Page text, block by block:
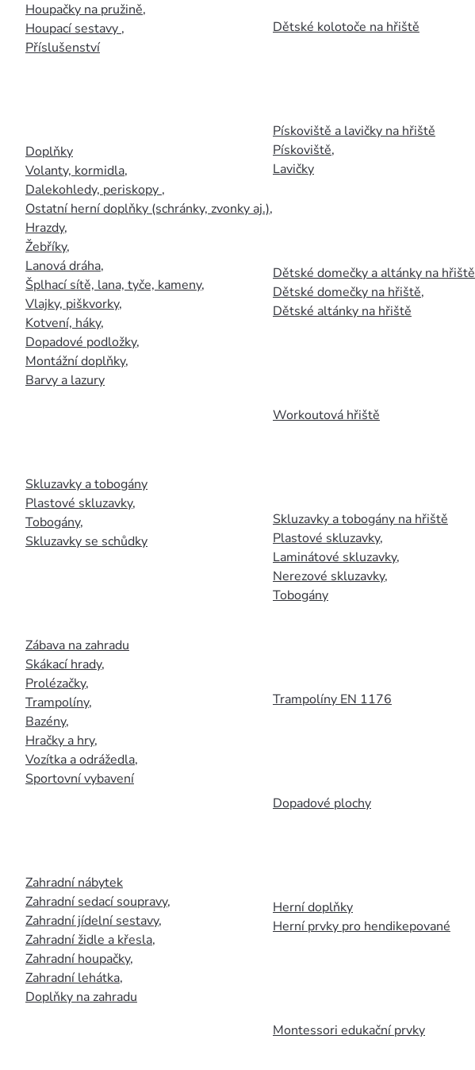
Houpačky na pružině,
Houpací sestavy ,
Příslušenství
Doplňky
Volanty, kormidla,
Dalekohledy, periskopy ,
Ostatní herní doplňky (schránky, zvonky aj.),
Hrazdy,
Žebříky,
Lanová dráha,
Šplhací sítě, lana, tyče, kameny,
Vlajky, piškvorky,
Kotvení, háky,
Dopadové podložky,
Montážní doplňky,
Barvy a lazury
Skluzavky a tobogány
Plastové skluzavky,
Tobogány,
Skluzavky se schůdky
Zábava na zahradu
Skákací hrady,
Prolézačky,
Trampolíny,
Bazény,
Hračky a hry,
Vozítka a odrážedla,
Sportovní vybavení
Zahradní nábytek
Zahradní sedací soupravy,
Zahradní jídelní sestavy,
Zahradní židle a křesla,
Zahradní houpačky,
Zahradní lehátka,
Doplňky na zahradu
Dětské kolotoče na hřiště
Pískoviště a lavičky na hřiště
Pískoviště,
Lavičky
Dětské domečky a altánky na hřiště
Dětské domečky na hřiště,
Dětské altánky na hřiště
Workoutová hřiště
Skluzavky a tobogány na hřiště
Plastové skluzavky,
Laminátové skluzavky,
Nerezové skluzavky,
Tobogány
Trampolíny EN 1176
Dopadové plochy
Herní doplňky
Herní prvky pro hendikepované
Montessori edukační prvky